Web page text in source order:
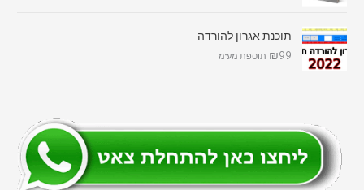
תוכנת אגרון להורדה
₪99 תוספת מע"מ